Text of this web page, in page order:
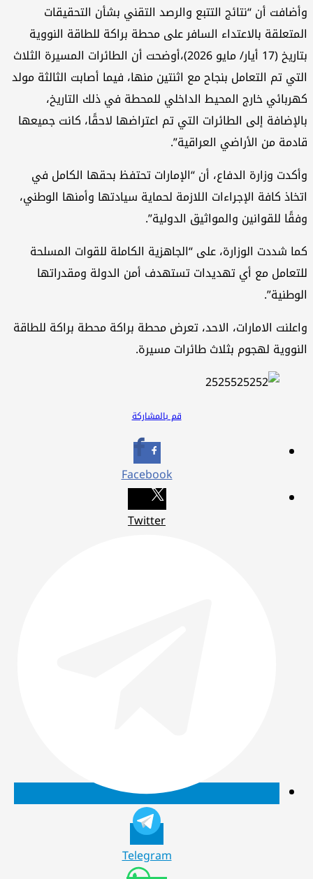
وأضافت أن “نتائج التتبع والرصد التقني بشأن التحقيقات
المتعلقة بالاعتداء السافر على محطة براكة للطاقة النووية
بتاريخ (17 أيار/ مايو 2026)،أوضحت أن الطائرات المسيرة الثلاث
التي تم التعامل بنجاح مع اثنتين منها، فيما أصابت الثالثة مولد
كهربائي خارج المحيط الداخلي للمحطة في ذلك التاريخ،
بالإضافة إلى الطائرات التي تم اعتراضها لاحقًا، كانت جميعها
قادمة من الأراضي العراقية”.
وأكدت وزارة الدفاع، أن “الإمارات تحتفظ بحقها الكامل في
اتخاذ كافة الإجراءات اللازمة لحماية سيادتها وأمنها الوطني،
وفقًا للقوانين والمواثيق الدولية”.
كما شددت الوزارة، على “الجاهزية الكاملة للقوات المسلحة
للتعامل مع أي تهديدات تستهدف أمن الدولة ومقدراتها
الوطنية”.
واعلنت الامارات، الاحد، تعرض محطة براكة محطة براكة للطاقة
النووية لهجوم بثلاث طائرات مسيرة.
قم بالمشاركة
Facebook
Twitter
Telegram